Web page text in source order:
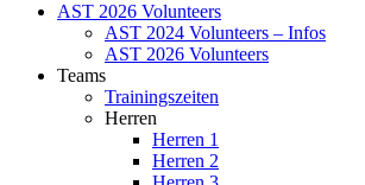
AST 2026 Volunteers
AST 2024 Volunteers – Infos
AST 2026 Volunteers
Teams
Trainingszeiten
Herren
Herren 1
Herren 2